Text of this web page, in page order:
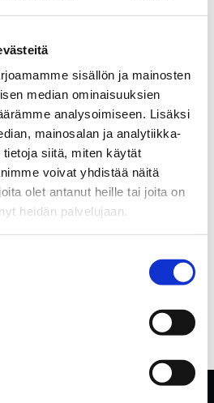
sisällön ja mainosten
median ominaisuuksien
analysoimiseen. Lisäksi
mainosalan ja analytiikka-
siitä, miten käytät
voivat yhdistää näitä
olet antanut heille tai joita on
heidän palvelujaan.